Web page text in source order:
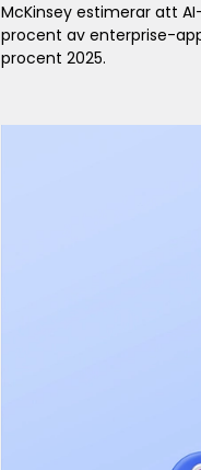
McKinsey estimerar att
procent av enterprise-
procent 2025.